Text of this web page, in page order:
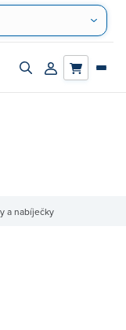
Zapnout/vypnout
Přihlásit/
a nabíječky